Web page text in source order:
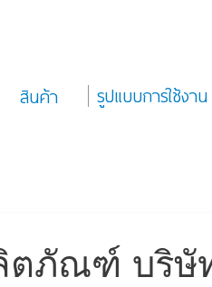
สินค้า รูปแบบการใช้งาน
ตภัณฑ์ บริษั